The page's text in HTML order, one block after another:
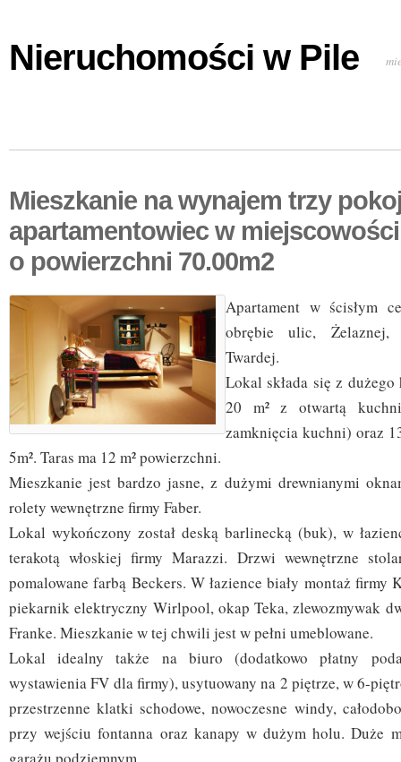
Nieruchomości w Pile
Mieszkanie na wynajem trzy
apartamentowiec w
o powierzchni 70.00m2
Apartament w ścisłym
obrębie ulic,
Twardej.
Lokal składa się z
20 m² z otwartą
zamknięcia kuchni) oraz
5m². Taras ma 12 m² powierzchni.
Mieszkanie jest bardzo jasne, z dużymi drewnianymi
rolety wewnętrzne firmy Faber.
Lokal wykończony został deską barlinecką (buk), w
terakotą włoskiej firmy Marazzi. Drzwi wewnętrzne
pomalowane farbą Beckers. W łazience biały montaż firmy
piekarnik elektryczny Wirlpool, okap Teka, zlewozmywak
Franke. Mieszkanie w tej chwili jest w pełni umeblowane.
Lokal idealny także na biuro (dodatkowo płatny
wystawienia FV dla firmy), usytuowany na 2 piętrze, w 6-
przestrzenne klatki schodowe, nowoczesne windy,
przy wejściu fontanna oraz kanapy w dużym holu. Duże